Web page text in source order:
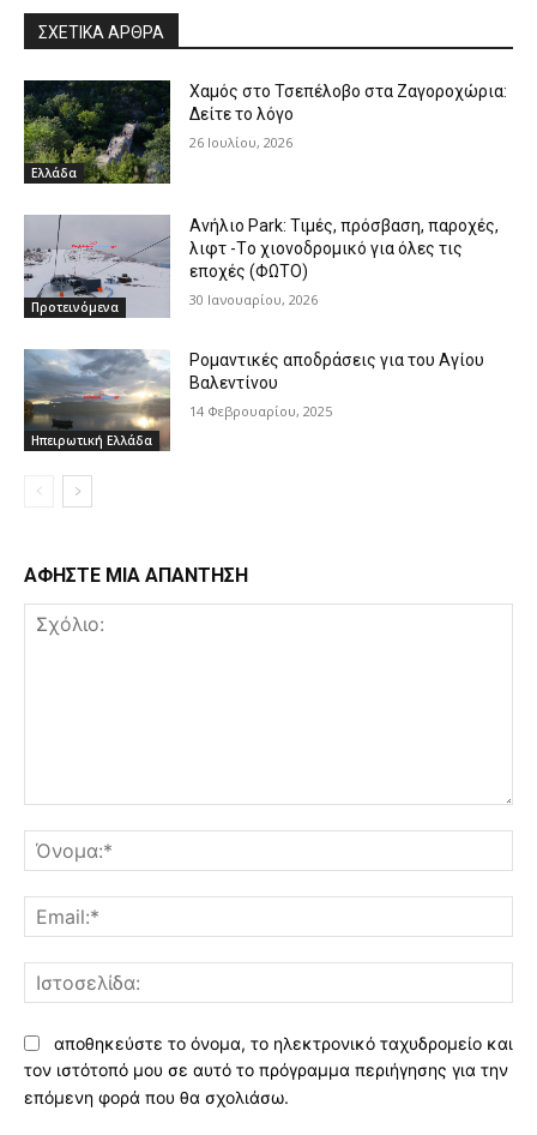
ΣΧΕΤΙΚΑ ΑΡΘΡΑ
Ελλάδα
Χαμός στο Τσεπέλοβο στα Ζαγοροχώρια:
Δείτε το λόγο
26 Ιουλίου, 2026
Προτεινόμενα
Ανήλιο Park: Τιμές, πρόσβαση, παροχές,
λιφτ -Tο χιονοδρομικό για όλες τις
εποχές (ΦΩΤΟ)
30 Ιανουαρίου, 2026
Ηπειρωτική Ελλάδα
Ρομαντικές αποδράσεις για του Αγίου
Βαλεντίνου
14 Φεβρουαρίου, 2025
ΑΦΗΣΤΕ ΜΙΑ ΑΠΑΝΤΗΣΗ
αποθηκεύστε το όνομα, το ηλεκτρονικό ταχυδρομείο και
τον ιστότοπό μου σε αυτό το πρόγραμμα περιήγησης για την
επόμενη φορά που θα σχολιάσω.